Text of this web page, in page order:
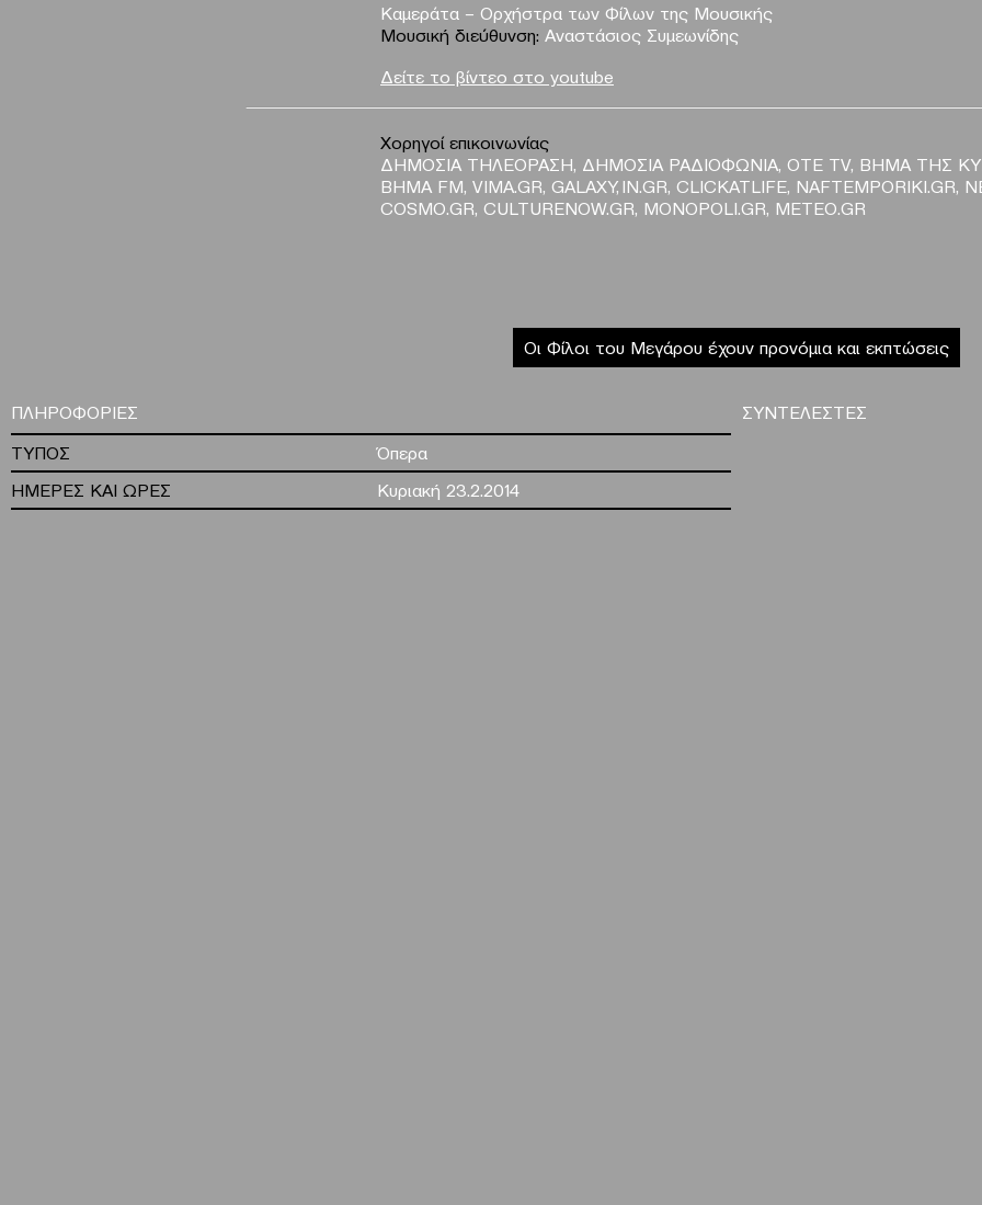
Καμεράτα – Ορχήστρα των Φίλων της Μουσικής
Μουσική διεύθυνση: Αναστάσιος Συμεωνίδης
Δείτε το βίντεο στο youtube
Χορηγοί επικοινωνίας
ΔΗΜΟΣΙΑ ΤΗΛΕΟΡΑΣΗ, ΔΗΜΟΣΙΑ ΡΑΔΙΟΦΩΝΙΑ, OTE TV, ΒΗΜΑ ΤΗΣ
ΒΗΜΑ FM, VIMA.GR, GALAXY, IN.GR, CLICKATLIFE, NAFTEMPORIKI.GR,
COSMO.GR, CULTURENOW.GR, MONOPOLI.GR, METEO.GR
Οι Φίλοι του Μεγάρου έχουν προνόμια και εκπτώσεις
ΠΛΗΡΟΦΟΡΙΕΣ
ΤΥΠΟΣ
Όπερα
ΗΜΕΡΕΣ ΚΑΙ ΩΡΕΣ
Κυριακή 23.2.2014
ΣΥΝΤΕΛΕΣΤΕΣ